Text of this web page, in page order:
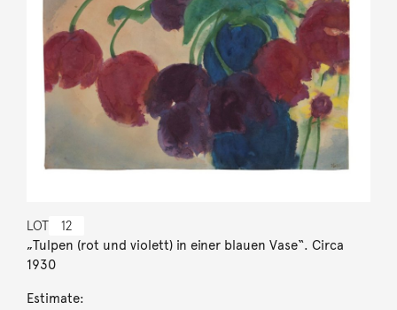
LOT 12
„Tulpen (rot und violett) in einer blauen Vase“. Circa
1930
Estimate: